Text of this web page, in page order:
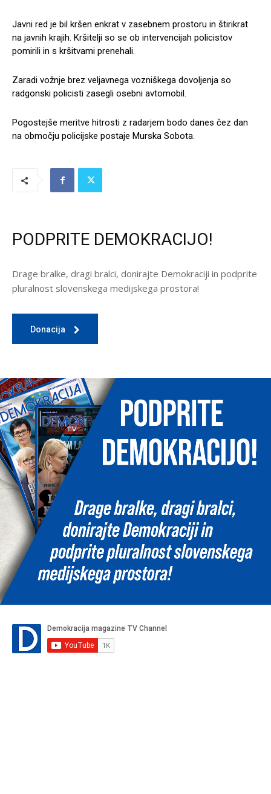
Javni red je bil kršen enkrat v zasebnem prostoru in štirikrat
na javnih krajih. Kršitelji so se ob intervencijah policistov
pomirili in s kršitvami prenehali.
Zaradi vožnje brez veljavnega vozniškega dovoljenja so
radgonski policisti zasegli osebni avtomobil.
Pogostejše meritve hitrosti z radarjem bodo danes čez dan
na območju policijske postaje Murska Sobota.
PODPRITE DEMOKRACIJO!
Drage bralke, dragi bralci, donirajte Demokraciji in podprite
pluralnost slovenskega medijskega prostora!
Donacija